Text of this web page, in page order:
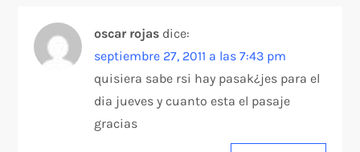
oscar rojas dice:
septiembre 27, 2011 a las 7:43 pm
quisiera sabe rsi hay pasak¿jes para el
dia jueves y cuanto esta el pasaje
gracias